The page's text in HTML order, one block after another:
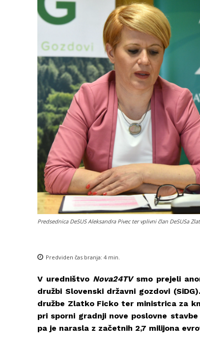
Predsednica DeSUS Aleksandra Pivec ter vplivni član DeSUSa
Predviden čas branja: 4 min.
V uredništvo Nova24TVsmo prejeli
družbi Slovenski državni gozdovi
družbe Zlatko Ficko ter ministrica za
pri sporni gradnji nove poslovne
pa je narasla z začetnih 2,7 milijona